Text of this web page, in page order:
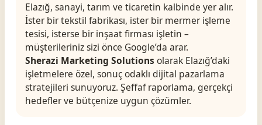
Elazığ, sanayi, tarım ve ticaretin kalbinde yer alır.
İster bir tekstil fabrikası, ister bir mermer işleme
tesisi, isterse bir inşaat firması işletin –
müşterileriniz sizi önce Google’da arar.
Sherazi Marketing Solutions olarak Elazığ’daki
işletmelere özel, sonuç odaklı dijital pazarlama
stratejileri sunuyoruz. Şeffaf raporlama, gerçekçi
hedefler ve bütçenize uygun çözümler.